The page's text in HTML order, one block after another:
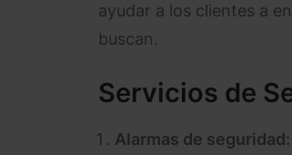
ayudar a los clientes a
buscan.
Servicios de
Alarmas de seguridad: